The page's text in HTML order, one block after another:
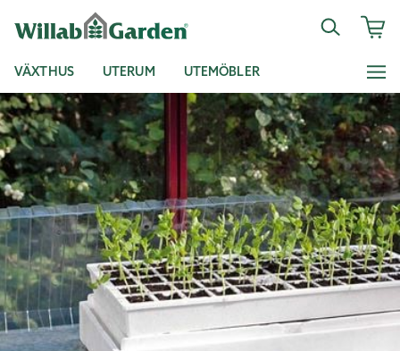
VÄXTHUS UTERUM UTEMÖBLER